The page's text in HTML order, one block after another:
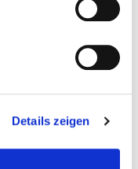
Details zeigen